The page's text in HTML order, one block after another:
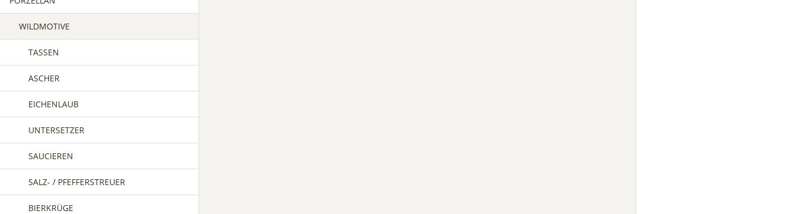
WILDMOTIVE
TASSEN
ASCHER
EICHENLAUB
UNTERSETZER
SAUCIEREN
SALZ- / PFEFFERSTREUER
BIERKRÜGE